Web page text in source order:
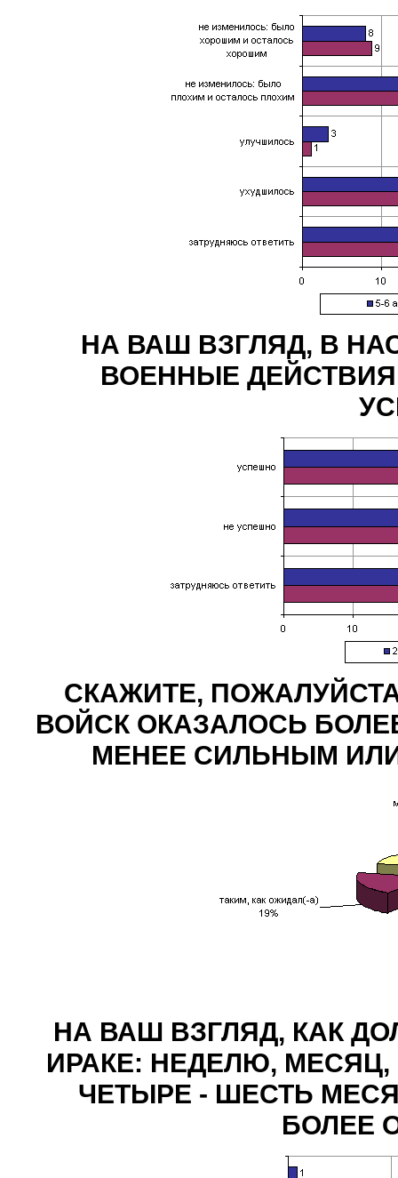
НА ВАШ ВЗГЛЯД, В
ВОЕННЫЕ
СКАЖИТЕ,
ВОЙСК ОКАЗАЛОСЬ
МЕНЕЕ СИЛЬНЫМ
НА ВАШ ВЗГЛЯД, КАК
ИРАКЕ: НЕДЕЛЮ,
ЧЕТЫРЕ - ШЕСТЬ
БОЛЕЕ